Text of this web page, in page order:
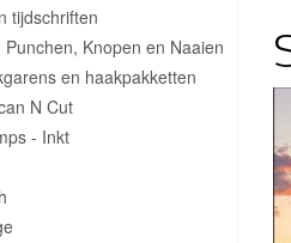
tijdschriften
Punchen, Knopen en Naaien
en haakpakketten
N Cut
- Inkt